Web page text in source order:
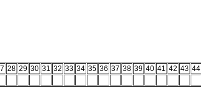
28 29 30 31 32 33 34 35 36 37 38 39 40 41 42 43 44